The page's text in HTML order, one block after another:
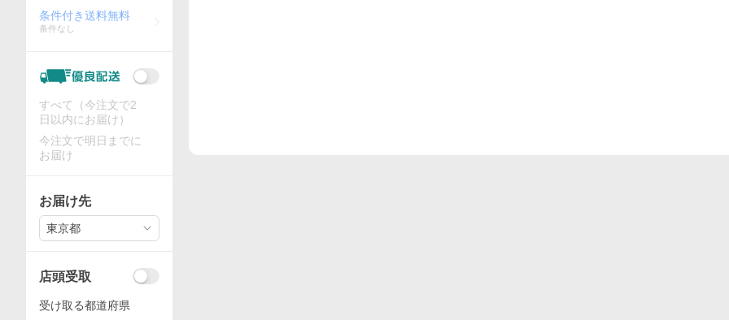
条件付き送料無料
条件なし
すべて（今注文で2
日以内にお届け）
今注文で明日までに
お届け
お届け先
東京都
店頭受取
受け取る都道府県